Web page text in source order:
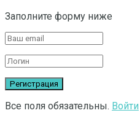
Заполните форму ниже
Все поля обязательны. Войти